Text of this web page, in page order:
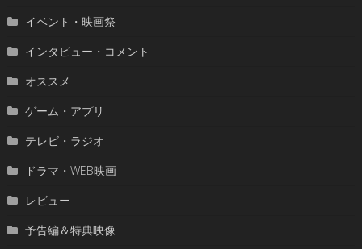
イベント・映画祭
インタビュー・コメント
オススメ
ゲーム・アプリ
テレビ・ラジオ
ドラマ・WEB映画
レビュー
予告編＆特典映像